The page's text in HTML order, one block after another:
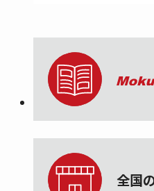
全国